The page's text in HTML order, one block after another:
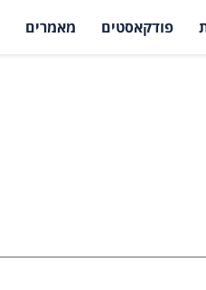
פודקאסטים מאמרים